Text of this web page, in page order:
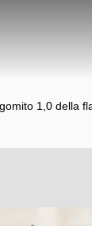
1,0 della